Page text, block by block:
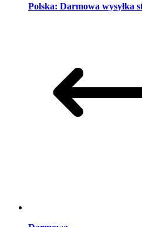
Polska: Darmowa wysyłka